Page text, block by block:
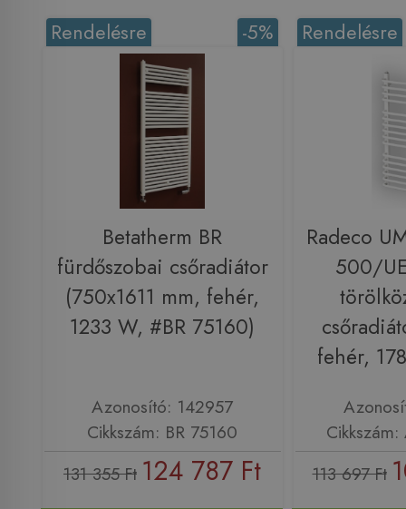
-5%
Rendelésre
Betatherm BR
fürdőszobai csőradiátor
(750x1611 mm, fehér,
1233 W, #BR 75160)
Azonosító: 142957
Cikkszám: BR 75160
131 355 Ft 124 787 Ft
Rendelésre
Radeco
500/
fehér,
113 697 Ft